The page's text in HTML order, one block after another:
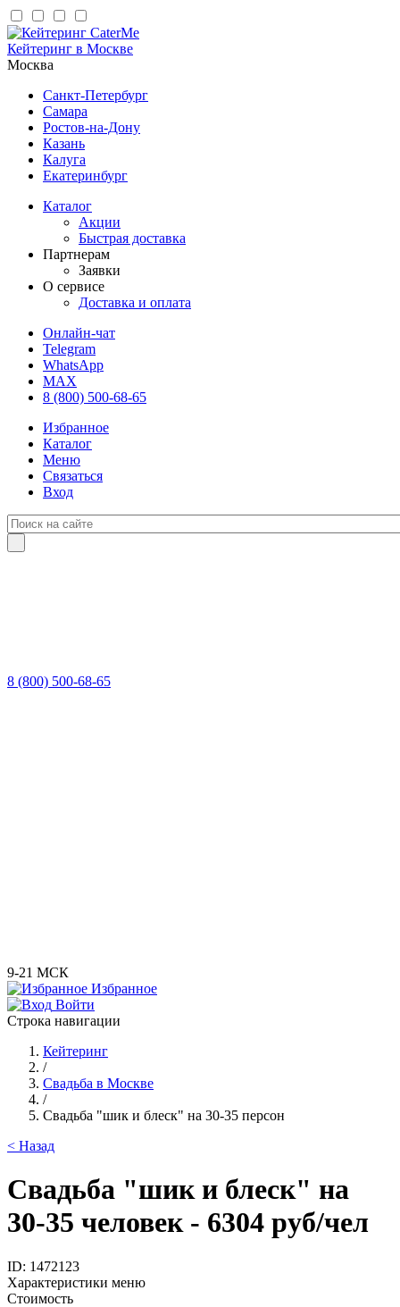
Кейтеринг в Москве
Москва
Санкт-Петербург
Самара
Ростов-на-Дону
Казань
Калуга
Екатеринбург
Каталог
Акции
Быстрая доставка
Партнерам
Заявки
О сервисе
Доставка и оплата
Онлайн-чат
Telegram
WhatsApp
MAX
8 (800) 500-68-65
Избранное
Каталог
Меню
Связаться
Вход
8 (800) 500-68-65
9-21 МСК
Избранное
Войти
Строка навигации
Кейтеринг
/
Свадьба в Москве
/
Свадьба "шик и блеск" на 30-35 персон
< Назад
Свадьба "шик и блеск" на
30-35 человек - 6304 руб/чел
ID: 1472123
Характеристики меню
Стоимость